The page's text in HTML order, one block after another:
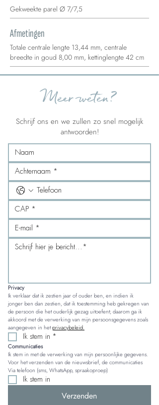
Gekweekte parel Ø 7/7,5
Afmetingen
Totale centrale lengte 13,44 mm, centrale
breedte in goud 8,00 mm, kettinglengte 42 cm
Meer weten?
Schrijf ons en we zullen zo snel mogelijk
antwoorden!
Privacy
Ik verklaar dat ik zestien jaar of ouder ben, en indien ik
jonger ben dan zestien, dat ik toestemming heb gekregen van
de persoon die het ouderlijk gezag uitoefent; daarom ga ik
akkoord met de verwerking van mijn persoonsgegevens zoals
aangegeven in het privacybeleid.
Ik stem in *
Communicaties
Ik stem in met de verwerking van mijn persoonlijke gegevens.
Voor het verzenden van de nieuwsbrief, de communicaties
Via telefoon (sms, WhatsApp, spraakoproep)
Ik stem in
Verzenden